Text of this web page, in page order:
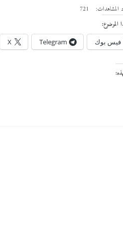
المشاهدات:
721
الموضوع:
فيس بوك Telegram
X